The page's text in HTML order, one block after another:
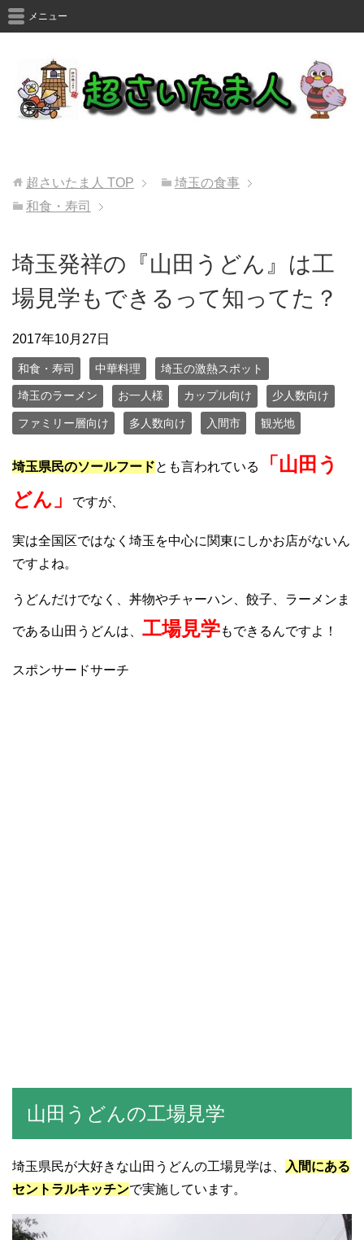
メニュー
超さいたま人 TOP
埼玉の食事
和食・寿司
埼玉発祥の『山田うどん』は工
場見学もできるって知ってた？
2017年10月27日
和食・寿司 中華料理 埼玉の激熱スポット
埼玉のラーメン お一人様 カップル向け 少人数向け
ファミリー層向け 多人数向け 入間市 観光地
埼玉県民のソールフードとも言われている
「山田う
どん」
ですが、
実は全国区ではなく埼玉を中心に関東にしかお店がないん
ですよね。
うどんだけでなく、丼物やチャーハン、餃子、ラーメンま
である山田うどんは、 工場見学もできるんですよ！
スポンサードサーチ
山田うどんの工場見学
埼玉県民が大好きな山田うどんの工場見学は、
入間にある
セントラルキッチンで実施しています。